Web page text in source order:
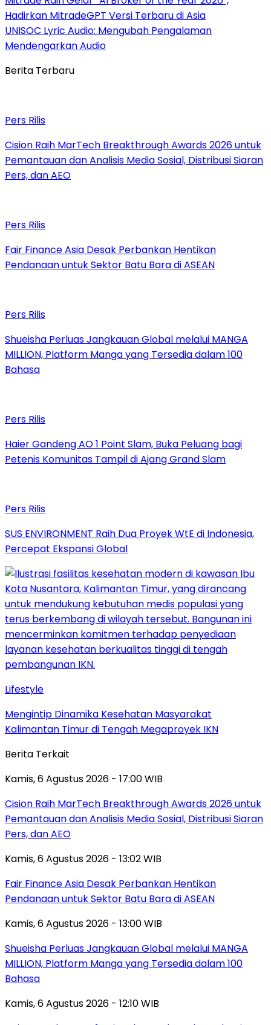
Hadirkan MitradeGPT Versi Terbaru di Asia
UNISOC Lyric Audio: Mengubah Pengalaman
Mendengarkan Audio
Berita Terbaru
Pers Rilis
Cision Raih MarTech Breakthrough Awards 2026 untuk
Pemantauan dan Analisis Media Sosial, Distribusi Siaran
Pers, dan AEO
Pers Rilis
Fair Finance Asia Desak Perbankan Hentikan
Pendanaan untuk Sektor Batu Bara di ASEAN
Pers Rilis
Shueisha Perluas Jangkauan Global melalui MANGA
MILLION, Platform Manga yang Tersedia dalam 100
Bahasa
Pers Rilis
Haier Gandeng AO 1 Point Slam, Buka Peluang bagi
Petenis Komunitas Tampil di Ajang Grand Slam
Pers Rilis
SUS ENVIRONMENT Raih Dua Proyek WtE di Indonesia,
Percepat Ekspansi Global
Lifestyle
Mengintip Dinamika Kesehatan Masyarakat
Kalimantan Timur di Tengah Megaproyek IKN
Berita Terkait
Kamis, 6 Agustus 2026 - 17:00 WIB
Cision Raih MarTech Breakthrough Awards 2026 untuk
Pemantauan dan Analisis Media Sosial, Distribusi Siaran
Pers, dan AEO
Kamis, 6 Agustus 2026 - 13:02 WIB
Fair Finance Asia Desak Perbankan Hentikan
Pendanaan untuk Sektor Batu Bara di ASEAN
Kamis, 6 Agustus 2026 - 13:00 WIB
Shueisha Perluas Jangkauan Global melalui MANGA
MILLION, Platform Manga yang Tersedia dalam 100
Bahasa
Kamis, 6 Agustus 2026 - 12:10 WIB